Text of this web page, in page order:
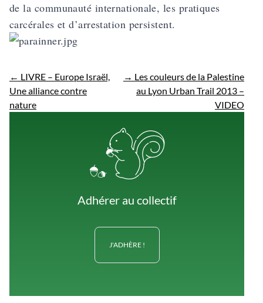
de la communauté internationale, les pratiques
carcérales et d’arrestation persistent.
← LIVRE – Europe Israël,
Une alliance contre
nature
→ Les couleurs de la Palestine
au Lyon Urban Trail 2013 –
VIDEO
Adhérer au collectif
J'ADHÈRE !